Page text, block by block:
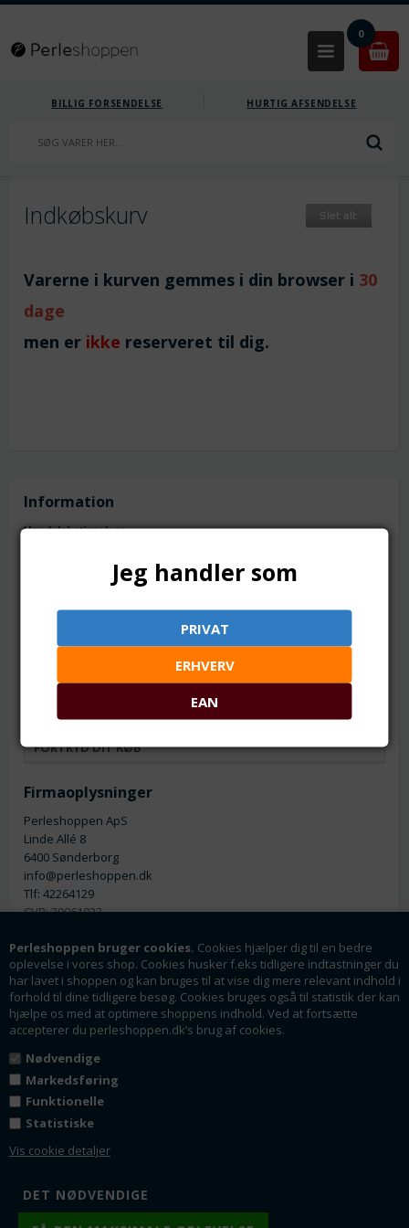
Perleshoppen bruger cookies. Cookies hjælper dig til en bedre
oplevelse i vores shop. Cookies husker f.eks tidligere indtastninger du
har lavet i shoppen og kan bruges til at vise dig mere relevant indhold i
forhold til dine tidligere besøg. Cookies bruges også til statistik der kan
hjælpe os med at optimere shoppens indhold. Ved at fortsætte
accepterer du perleshoppen.dk’s brug af cookies.
Nødvendige
Markedsføring
Funktionelle
Statistiske
Vis cookie detaljer
0
BILLIG FORSENDELSE HURTIG AFSENDELSE
Indkøbskurv
Varerne i kurven gemmes i din browser i 30
dage
men er ikke reserveret til dig.
Information
Handelsbetingelser
FORTRYD DIT KØB
Firmaoplysninger
Perleshoppen ApS
Linde Allé 8
6400 Sønderborg
info@perleshoppen.dk
Tlf: 42264129
CVR: 39061023
Nyhedsmail
Jeg handler som
PRIVAT
ERHVERV
EAN